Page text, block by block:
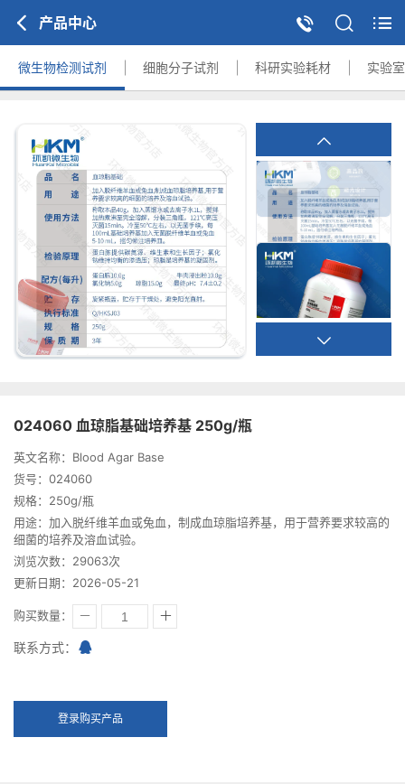
产品中心
微生物检测试剂 细胞分子试剂 科研实验耗材 实验
024060 血琼脂基础培养基 250g/瓶
英文名称：Blood Agar Base
货号：024060
规格：250g/瓶
用途：加入脱纤维羊血或兔血，制成血琼脂培养基，用于营养要求较高的
细菌的培养及溶血试验。
浏览次数：29063次
更新日期：2026-05-21
购买数量：
联系方式：
登录购买产品